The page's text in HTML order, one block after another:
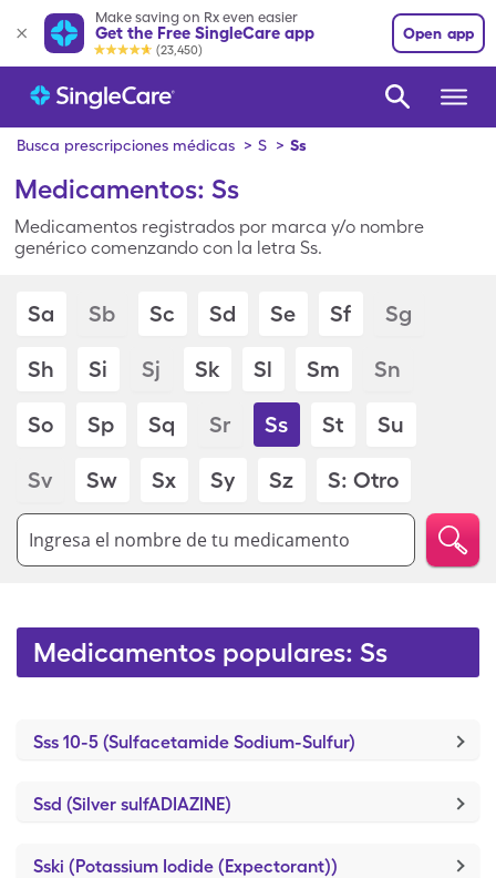
Make saving on Rx even easier
Get the Free SingleCare app
(23,450)
Open app
Busca prescripciones médicas > S > Ss
Medicamentos: Ss
Medicamentos registrados por marca y/o nombre
genérico comenzando con la letra Ss.
Sa Sb Sc Sd Se Sf Sg
Sh Si Sj Sk Sl Sm Sn
So Sp Sq Sr Ss St Su
Sv Sw Sx Sy Sz S: Otro
Ingresa el nombre de tu medicamento
Medicamentos populares: Ss
Sss 10-5 (Sulfacetamide Sodium-Sulfur)
Ssd (Silver sulfADIAZINE)
Sski (Potassium Iodide (Expectorant))